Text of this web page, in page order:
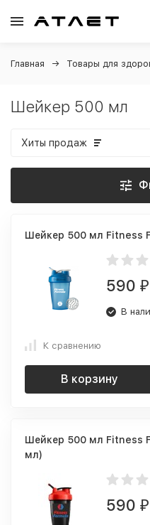
Главная Товары для
Шейкер 500 мл
Хиты продаж
Шейкер 500 мл Fitness
590 ₽
В
К сравнению
В корзину
Шейкер 500 мл Fitness
мл)
590 ₽